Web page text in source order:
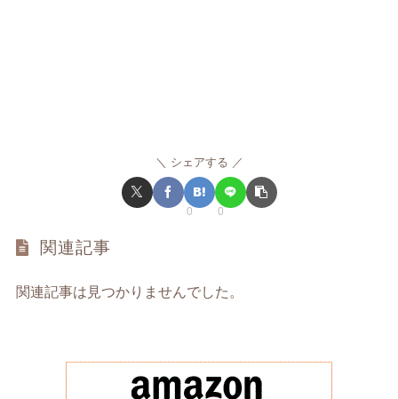
シェアする
0 0
関連記事
関連記事は見つかりませんでした。